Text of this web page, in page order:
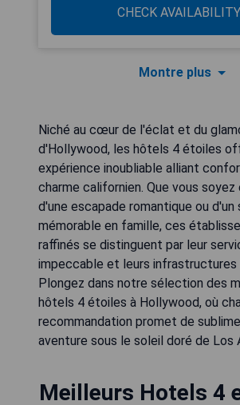
CHECK AVAILABILITY
Montre plus
Niché au cœur de l'éclat et du
d'Hollywood, les hôtels 4 étoiles
expérience inoubliable alliant
charme californien. Que vous soyez
d'une escapade romantique ou d'un
mémorable en famille, ces
raffinés se distinguent par leur
impeccable et leurs infrastructures
Plongez dans notre sélection des
hôtels 4 étoiles à Hollywood, où
recommandation promet de
aventure sous le soleil doré de Los
Meilleurs Hotels 4